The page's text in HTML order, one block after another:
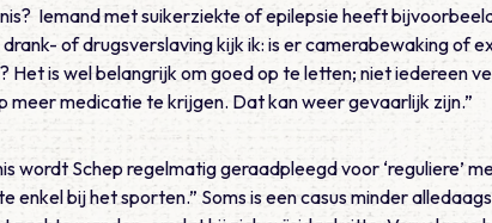
Iemand met suikerziekte of epilepsie heeft
drank- of drugsverslaving kijk ik: is er camerabewaking of
Het is wel belangrijk om goed op te letten; niet iedereen
meer medicatie te krijgen. Dat kan weer gevaarlijk zijn.”
wordt Schep regelmatig geraadpleegd voor ‘reguliere’
enkel bij het sporten.” Soms is een casus minder